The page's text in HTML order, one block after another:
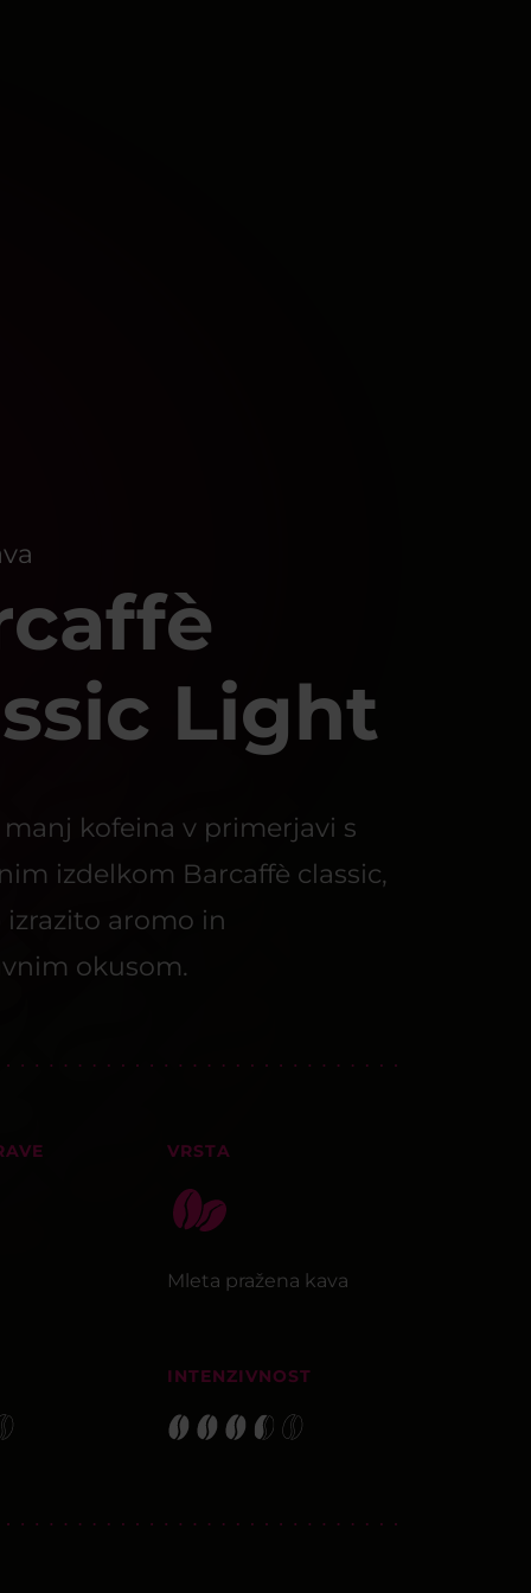
Light
manj kofeina v primerjavi s
izdelkom Barcaffè classic,
izrazito aromo in
okusom.
VRSTA
Mleta pražena kava
INTENZIVNOST